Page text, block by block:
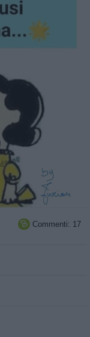
 Commenti: 17